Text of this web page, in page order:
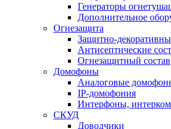
Генераторы
Дополнительное
Огнезащита
Защитно-
Антисептические
Огнезащитный состав
Домофоны
Аналоговые
IP-домофония
Интерфоны,
СКУД
Доводчики